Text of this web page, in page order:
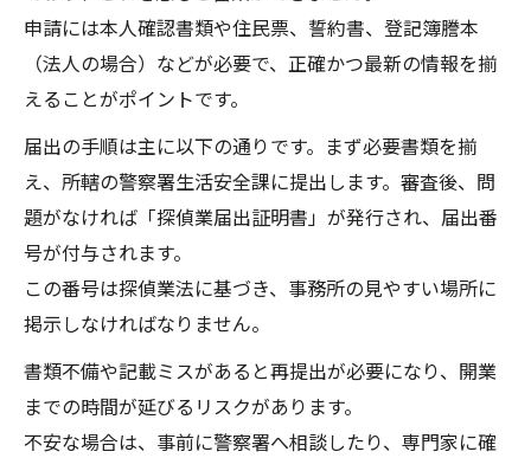
申請には本人確認書類や住民票、誓約書、登記簿謄本
（法人の場合）などが必要で、正確かつ最新の情報を揃
えることがポイントです。
届出の手順は主に以下の通りです。まず必要書類を揃
え、所轄の警察署生活安全課に提出します。審査後、問
題がなければ「探偵業届出証明書」が発行され、届出番
号が付与されます。
この番号は探偵業法に基づき、事務所の見やすい場所に
掲示しなければなりません。
書類不備や記載ミスがあると再提出が必要になり、開業
までの時間が延びるリスクがあります。
不安な場合は、事前に警察署へ相談したり、専門家に確